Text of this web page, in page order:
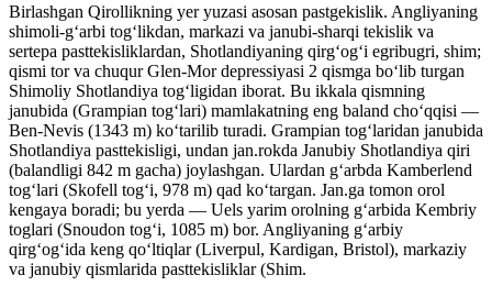
Birlashgan Qirollikning yer yuzasi asosan pastgekislik. Angliyaning
shimoli-gʻarbi togʻlikdan, markazi va janubi-sharqi tekislik va
sertepa pasttekisliklardan, Shotlandiyaning qirgʻogʻi egribugri, shim;
qismi tor va chuqur Glen-Mor depressiyasi 2 qismga boʻlib turgan
Shimoliy Shotlandiya togʻligidan iborat. Bu ikkala qismning
janubida (Grampian togʻlari) mamlakatning eng baland choʻqqisi —
Ben-Nevis (1343 m) koʻtarilib turadi. Grampian togʻlaridan janubida
Shotlandiya pasttekisligi, undan jan.rokda Janubiy Shotlandiya qiri
(balandligi 842 m gacha) joylashgan. Ulardan gʻarbda Kamberlend
togʻlari (Skofell togʻi, 978 m) qad koʻtargan. Jan.ga tomon orol
kengaya boradi; bu yerda — Uels yarim orolning gʻarbida Kembriy
toglari (Snoudon togʻi, 1085 m) bor. Angliyaning gʻarbiy
qirgʻogʻida keng qoʻltiqlar (Liverpul, Kardigan, Bristol), markaziy
va janubiy qismlarida pasttekisliklar (Shim.